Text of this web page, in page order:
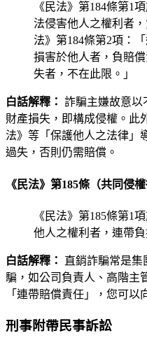
《民法》第184條第1
法侵害他人之權利者
法》第184條第2項：
損害於他人者，負賠
失者，不在此限。」
白話解釋： 詐騙主嫌故意以
財產損失，即構成侵權。此
法》等「保護他人之法律」
過失，否則仍需賠償。
《民法》第185條（共同侵
《民法》第185條第1
他人之權利者，連帶負
白話解釋：
直銷詐騙常是集
騙，如公司負責人、高階主
「連帶賠償責任」，您可以
刑事附帶民事訴訟